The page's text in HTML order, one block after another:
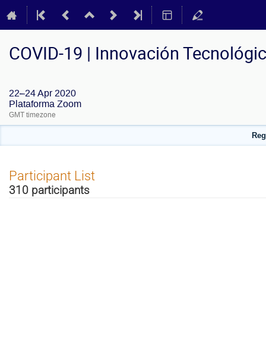
COVID-19 | Innovación
22–24 Apr 2020
Plataforma Zoom
GMT timezone
Participant List
310 participants